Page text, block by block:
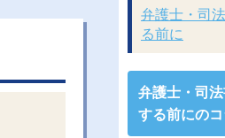
弁護士・司
る前に
弁護士・司
する前にの